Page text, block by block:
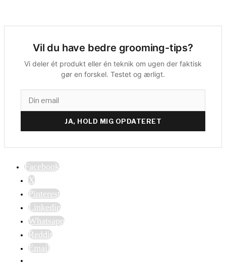
Vil du have bedre grooming-tips?
Vi deler ét produkt eller én teknik om ugen der faktisk
gør en forskel. Testet og ærligt.
JA, HOLD MIG OPDATERET
Facebook
X
Pinterest
Linkedin
Whatsapp
Reddit
Email